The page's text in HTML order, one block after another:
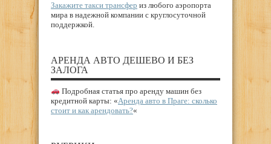
Закажите такси трансфер из любого аэропорта
мира в надежной компании с круглосуточной
поддержкой.
АРЕНДА АВТО ДЕШЕВО И БЕЗ
ЗАЛОГА
Подробная статья про аренду машин без
кредитной карты: «Аренда авто в Праге: сколько
стоит и как арендовать?«